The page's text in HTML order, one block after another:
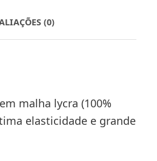
(0)
malha lycra (100%
elasticidade e grande